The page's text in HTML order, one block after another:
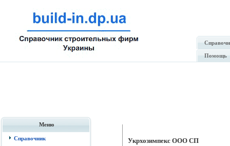
Помощь
Меню
Справочник
Укрхозимпекс ООО СП